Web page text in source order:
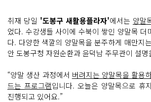
취재 당일 '도봉구 새활용플라자'에서는 양말
었다. 수강생들 사이에 수북이 쌓인 양말목 더
다. 다양한 색깔의 양말목을 분주하게 매만지
안 도봉구청 자원순환과 윤덕남 주무관이 설
“양말 생산 과정에서 버려지는 양말목을 활용
드는 프로그램입니다. 오늘은 양말목으로 휴
진행되고 있어요.”